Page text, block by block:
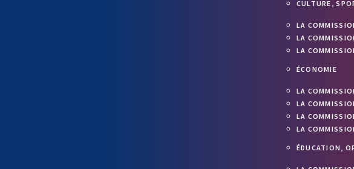
CULTURE,
LA
LA
LA
ÉCONOMIE
LA
LA
LA
LA
ÉDUCATION,